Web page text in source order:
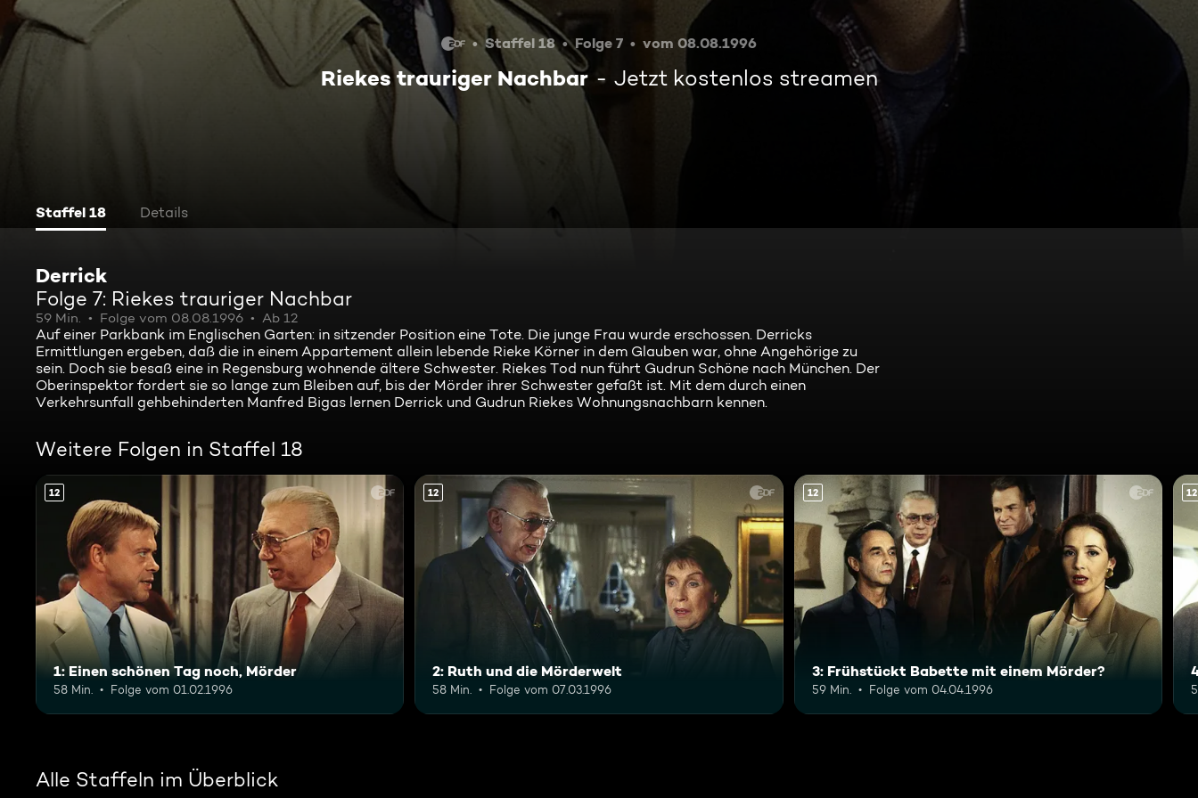
Staffel 18 Folge 7 vom 08.08.1996
Riekes trauriger Nachbar Jetzt kostenlos streamen
Staffel 18 Details
Derrick
Folge 7: Riekes trauriger Nachbar
59 Min. Folge vom 08.08.1996 Ab 12
Auf einer Parkbank im Englischen Garten: in sitzender Position eine Tote. Die junge Frau wurde erschossen. Derricks
Ermittlungen ergeben, daß die in einem Appartement allein lebende Rieke Körner in dem Glauben war, ohne Angehörige zu
sein. Doch sie besaß eine in Regensburg wohnende ältere Schwester. Riekes Tod nun führt Gudrun Schöne nach München. Der
Oberinspektor fordert sie so lange zum Bleiben auf, bis der Mörder ihrer Schwester gefaßt ist. Mit dem durch einen
Verkehrsunfall gehbehinderten Manfred Bigas lernen Derrick und Gudrun Riekes Wohnungsnachbarn kennen.
Weitere Folgen in Staffel 18
12
1: Einen schönen Tag noch, Mörder
58 Min. Folge vom 01.02.1996
12
2: Ruth und die Mörderwelt
58 Min. Folge vom 07.03.1996
12
3: Frühstückt Babette mit einem Mörder?
59 Min. Folge vom 04.04.1996
12
Alle Staffeln im Überblick